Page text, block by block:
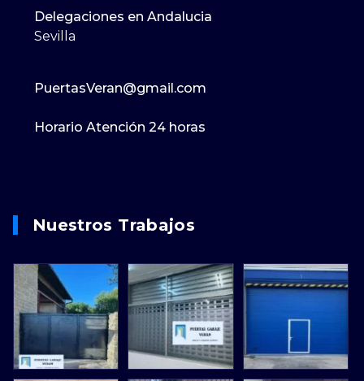
Delegaciones en Andalucia
Sevilla
PuertasVeran@gmail.com
Horario Atención 24 horas
Nuestros Trabajos